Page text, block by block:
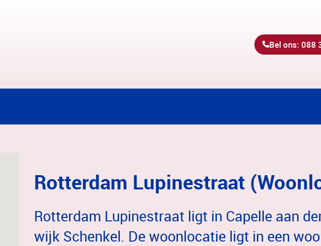
Bel ons: 088
Rotterdam Lupinestraat
Rotterdam Lupinestraat ligt in Capelle aan
wijk Schenkel. De woonlocatie ligt in een